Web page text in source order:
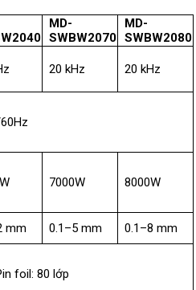
MD-
SWBW2070
MD-
SWBW2080
20 kHz 20 kHz
7000W 8000W
mm 0.1–5 mm
0.1–8 mm
foil: 80 lớp